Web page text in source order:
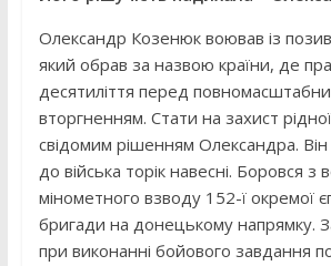
Олександр Козенюк воював із
який обрав за назвою країни, де
десятиліття перед
вторгненням. Стати на захист
свідомим рішенням Олександра. Він
до війська торік навесні. Боровся з
мінометного взводу 152-ї окремої
бригади на донецькому напрямку.
при виконанні бойового завдання